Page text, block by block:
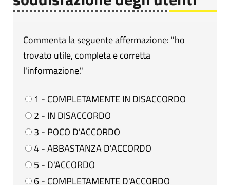
Commenta la seguente affermazione: "ho
trovato utile, completa e corretta
l'informazione."
1 - COMPLETAMENTE IN DISACCORDO
2 - IN DISACCORDO
3 - POCO D'ACCORDO
4 - ABBASTANZA D'ACCORDO
5 - D'ACCORDO
6 - COMPLETAMENTE D'ACCORDO